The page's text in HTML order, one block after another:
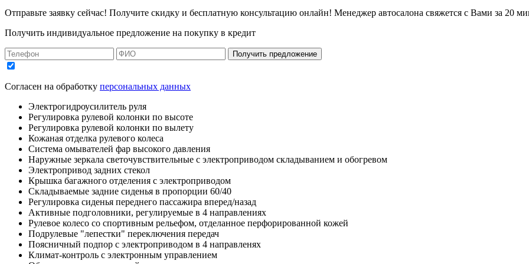
Отправьте заявку сейчас! Получите скидку и бесплатную консультацию онлайн! Менеджер автосалона свяжется с Вами за 20
Получить индивидуальное предложение на покупку в кредит
Получить предложение
Согласен на обработку персональных данных
Электрогидроусилитель руля
Регулировка рулевой колонки по высоте
Регулировка рулевой колонки по вылету
Кожаная отделка рулевого колеса
Система омывателей фар высокого давления
Наружные зеркала светочувствительные с электроприводом складыванием и обогревом
Электропривод задних стекол
Крышка багажного отделения с электроприводом
Складываемые задние сиденья в пропорции 60/40
Регулировка сиденья переднего пассажира вперед/назад
Активные подголовники, регулируемые в 4 направлениях
Рулевое колесо со спортивным рельефом, отделанное перфорированной кожей
Подрулевые "лепестки" переключения передач
Поясничный подпор с электроприводом в 4 направленях
Климат-контроль с электронным управлением